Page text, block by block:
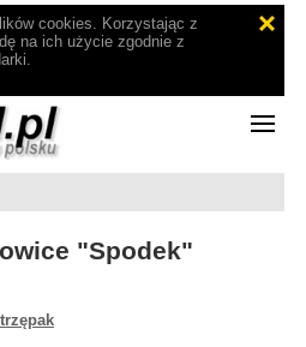
cookies. Korzystając z
na ich użycie zgodnie z
"Spodek"